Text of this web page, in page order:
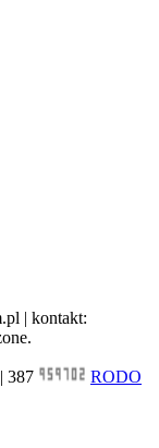
| kontakt:
387 RODO